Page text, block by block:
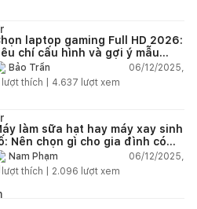
laptop gaming Full HD 2026:
chí cấu hình và gợi ý mẫu
mua
Bảo Trần
06/12/2025,
lượt thích | 4.637 lượt xem
làm sữa hạt hay máy xay sinh
Nên chọn gì cho gia đình có
nhỏ (2–4 người)?
Nam Phạm
06/12/2025,
lượt thích | 2.096 lượt xem